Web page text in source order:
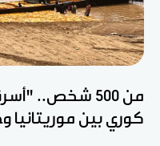
من 500 شخص..
كوري بين موريتانيا